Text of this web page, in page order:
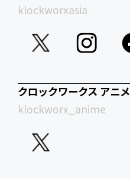
klockworxasia
クロックワークス アニメ
klockworx_anime